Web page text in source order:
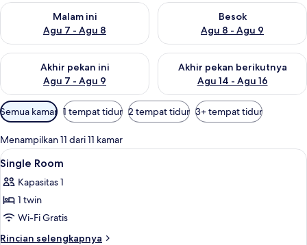
Malam ini
Agu 7 - Agu 8
Periksa ketersediaan untuk malam ini Agu 7 - Agu 8
Besok
Agu 8 - Agu 9
Periksa ketersediaan untuk
Akhir pekan ini
Agu 7 - Agu 9
Periksa ketersediaan untuk akhir pekan ini Agu 7 - Agu 9
Akhir pekan berikutnya
Agu 14 - Agu 16
Periksa ketersediaan untuk
Filter
tersedia
untuk
kamar
Semua kamar 1 tempat tidur 2 tempat tidur 3+ tempat tidur
Menampilkan 11 dari 11 kamar
Lihat
semua
foto
untuk
Single
Room
Seprai premium, minibar, brankas,
12
Single Room
Kapasitas 1
1 twin
Wi-Fi Gratis
Rincian selengkapnya
Rincian